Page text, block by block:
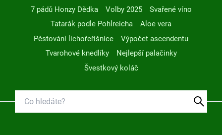
7 pádů Honzy Dědka
Volby 2025
Svařené víno
Tatarák podle Pohlreicha
Aloe vera
Pěstování lichořeřišnice
Výpočet ascendentu
Tvarohové knedlíky
Nejlepší palačinky
Švestkový koláč